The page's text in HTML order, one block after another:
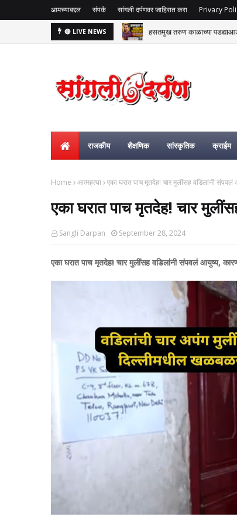
आमच्याबद्दल संपर्क सांगली दर्पणवर जाहिरात करा Privacy
🔴 LIVE NEWS हसतमुख तरुण काळाच्या
राजकीय शैक्षणिक सांस्कृतिक क्राईम
Home आत्महत्या एका घरात पाच मृतदेह! चार मुलींसह वडिलांनी
एका घरात पाच मृतदेह! चार
Sangli Darpan September 28, 2024
एका घरात पाच मृतदेह! चार मुलींसह वडिलांनी संपवलं आयुष्य,